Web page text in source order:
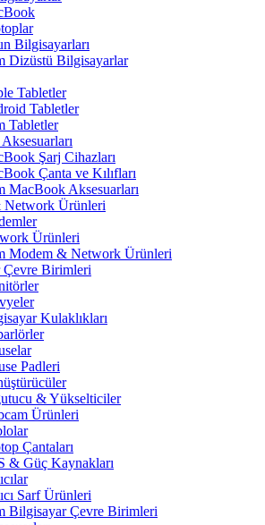
Bilgisayarları
Dizüstü Bilgisayarlar
Tabletler
Tabletler
Tabletler
Şarj Cihazları
Çanta ve Kılıfları
MacBook Aksesuarları
Network Ürünleri
Ürünleri
Modem & Network Ürünleri
Çevre Birimleri
Kulaklıkları
Padleri
& Yükselticiler
Ürünleri
Çantaları
& Güç Kaynakları
Sarf Ürünleri
Bilgisayar Çevre Birimleri